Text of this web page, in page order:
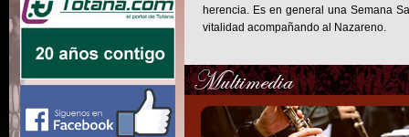
herencia. Es en general una Semana
vitalidad acompañando al Nazareno.